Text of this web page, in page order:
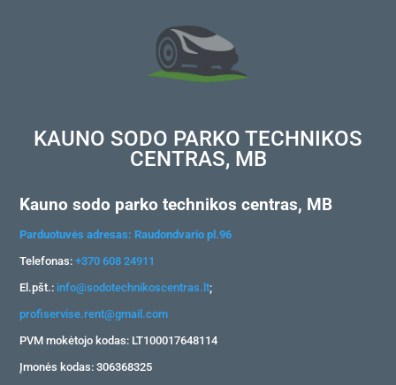
KAUNO SODO PARKO TECHNIKOS
CENTRAS, MB
Kauno sodo parko technikos centras, MB
Parduotuvės adresas: Raudondvario pl.96
Telefonas:+370 608 24911
El.pšt.: info@sodotechnikoscentras.lt;
profiservise.rent@gmail.com
PVM mokėtojo kodas: LT100017648114
Įmonės kodas: 306368325